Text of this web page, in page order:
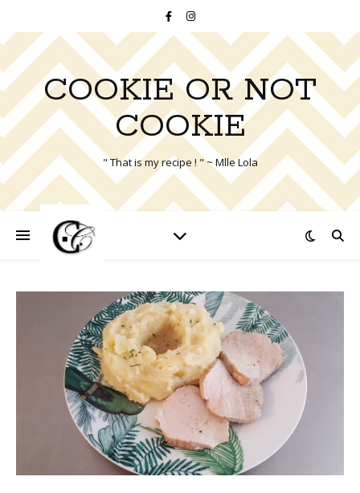
COOKIE OR NOT
COOKIE
" That is my recipe ! " ~ Mlle Lola